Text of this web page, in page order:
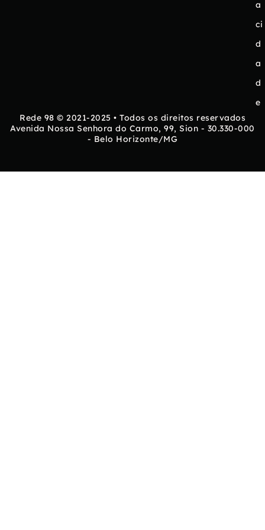
a
ci
d
a
d
e
Rede 98 © 2021-2025 • Todos os direitos reservados
Avenida Nossa Senhora do Carmo, 99, Sion - 30.330-000
- Belo Horizonte/MG